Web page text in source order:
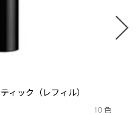
ック（レフィル）
10 色